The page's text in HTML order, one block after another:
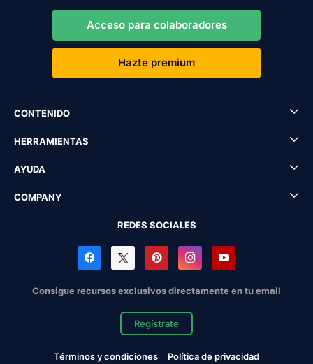
Acceso para colaboradores
Hazte premium
CONTENIDO
HERRAMIENTAS
AYUDA
COMPANY
REDES SOCIALES
Consigue recursos exclusivos directamente en tu email
Regístrate
Términos y condiciones
Política de privacidad